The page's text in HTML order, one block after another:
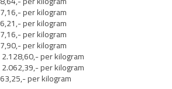
per kilogram
per kilogram
per kilogram
per kilogram
per kilogram
per kilogram
per kilogram